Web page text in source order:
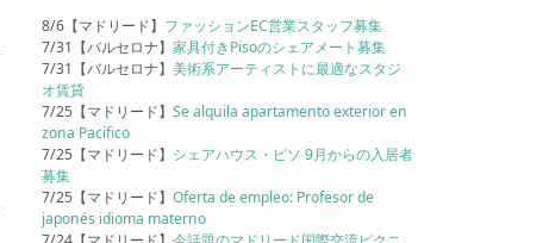
8/6【マドリード】 ファッションEC営業スタッフ募集
7/31【バルセロナ】家具付きPisoのシェアメート募集
7/31【バルセロナ】美術系アーティストに最適なスタジ
オ賃貸
7/25【マドリード】Se alquila apartamento exterior en
zona Pacifico
7/25【マドリード】 シェアハウス・ピソ 9月からの入居者
募集
7/25【マドリード】Oferta de empleo: Profesor de
japonés idioma materno